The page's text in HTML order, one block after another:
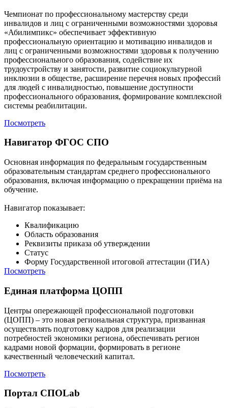
Чемпионат по профессиональному мастерству среди
инвалидов и лиц с ограниченными возможностями здоровья
«Абилимпикс» обеспечивает эффективную
профессиональную ориентацию и мотивацию инвалидов и
лиц с ограниченными возможностями здоровья к получению
профессионального образования, содействие их
трудоустройству и занятости, развитие социокультурной
инклюзии в обществе, расширение перечня новых профессий
для людей с инвалидностью, повышение доступности
профессионального образования, формирование комплексной
системы реабилитации.
Посмотреть
Навигатор ФГОС СПО
Основная информация по федеральным государственным
образовательным стандартам среднего профессионального
образования, включая информацию о прекращении приёма на
обучение.
Навигатор показывает:
Квалификацию
Область образования
Реквизиты приказа об утверждении
Статус
Форму Государственной итоговой аттестации (ГИА)
Посмотреть
Единая платформа ЦОПП
Центры опережающей профессиональной подготовки
(ЦОПП) – это новая региональная структура, призванная
осуществлять подготовку кадров для реализации
потребностей экономики региона, обеспечивать регион
кадрами новой формации, формировать в регионе
качественный человеческий капитал.
Посмотреть
Портал СПОLab